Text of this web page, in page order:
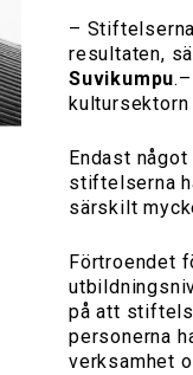
–
resultaten,
Suvikumpu
Endast
stiftelserna
särskilt
Förtroendet
på att
personerna
verksamhet